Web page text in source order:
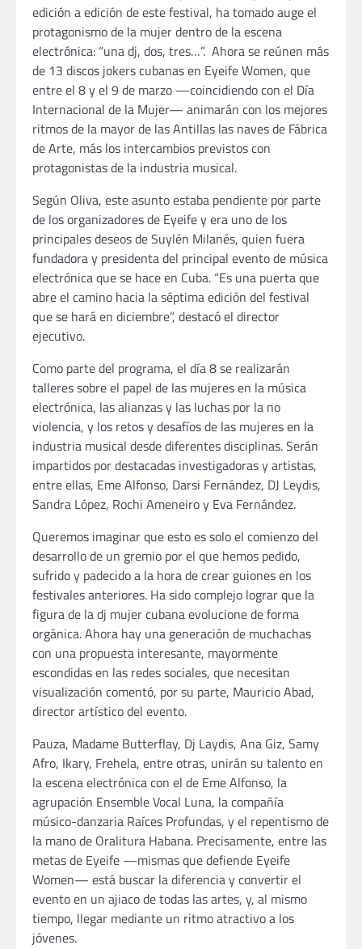
edición a edición de este festival, ha tomado auge el
protagonismo de la mujer dentro de la escena
electrónica: “una dj, dos, tres…”. Ahora se reúnen más
de 13 discos jokers cubanas en Eyeife Women, que
entre el 8 y el 9 de marzo —coincidiendo con el Día
Internacional de la Mujer— animarán con los mejores
ritmos de la mayor de las Antillas las naves de Fábrica
de Arte, más los intercambios previstos con
protagonistas de la industria musical.
Según Oliva, este asunto estaba pendiente por parte
de los organizadores de Eyeife y era uno de los
principales deseos de Suylén Milanés, quien fuera
fundadora y presidenta del principal evento de música
electrónica que se hace en Cuba. “Es una puerta que
abre el camino hacia la séptima edición del festival
que se hará en diciembre”, destacó el director
ejecutivo.
Como parte del programa, el día 8 se realizarán
talleres sobre el papel de las mujeres en la música
electrónica, las alianzas y las luchas por la no
violencia, y los retos y desafíos de las mujeres en la
industria musical desde diferentes disciplinas. Serán
impartidos por destacadas investigadoras y artistas,
entre ellas, Eme Alfonso, Darsi Fernández, DJ Leydis,
Sandra López, Rochi Ameneiro y Eva Fernández.
Queremos imaginar que esto es solo el comienzo del
desarrollo de un gremio por el que hemos pedido,
sufrido y padecido a la hora de crear guiones en los
festivales anteriores. Ha sido complejo lograr que la
figura de la dj mujer cubana evolucione de forma
orgánica. Ahora hay una generación de muchachas
con una propuesta interesante, mayormente
escondidas en las redes sociales, que necesitan
visualización comentó, por su parte, Mauricio Abad,
director artístico del evento.
Pauza, Madame Butterflay, Dj Laydis, Ana Giz, Samy
Afro, Ikary, Frehela, entre otras, unirán su talento en
la escena electrónica con el de Eme Alfonso, la
agrupación Ensemble Vocal Luna, la compañía
músico-danzaria Raíces Profundas, y el repentismo de
la mano de Oralitura Habana. Precisamente, entre las
metas de Eyeife —mismas que defiende Eyeife
Women— está buscar la diferencia y convertir el
evento en un ajiaco de todas las artes, y, al mismo
tiempo, llegar mediante un ritmo atractivo a los
jóvenes.